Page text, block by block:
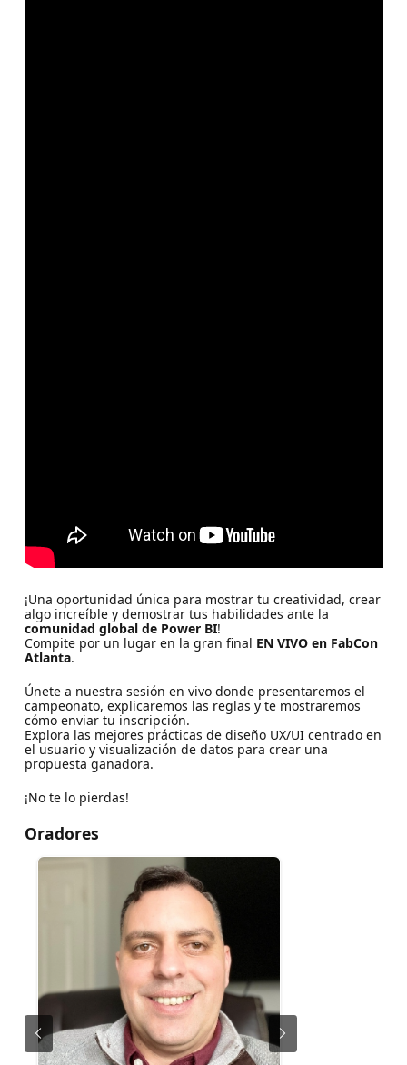
¡Una oportunidad única para mostrar tu creatividad, crear
algo increíble y demostrar tus habilidades ante la
comunidad global de Power BI!
Compite por un lugar en la gran final EN VIVO en FabCon
Atlanta.
Únete a nuestra sesión en vivo donde presentaremos el
campeonato, explicaremos las reglas y te mostraremos
cómo enviar tu inscripción.
Explora las mejores prácticas de diseño UX/UI centrado en
el usuario y visualización de datos para crear una
propuesta ganadora.
¡No te lo pierdas!
Oradores